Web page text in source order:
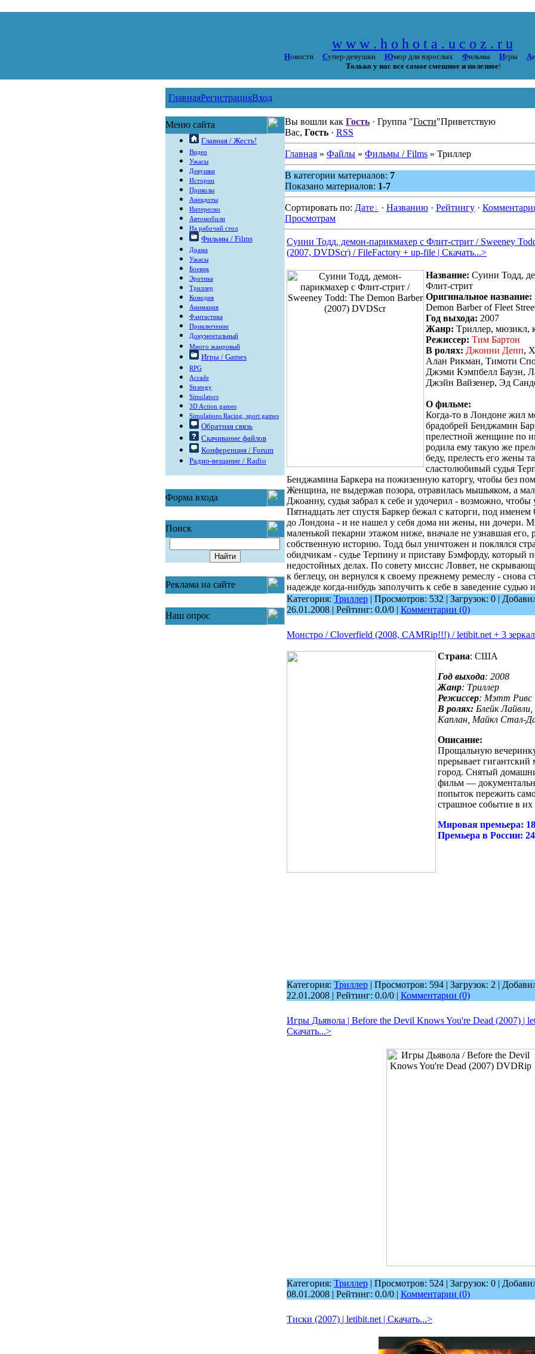
w w w . h o h o t a . u c o z . r u
Новости Супер-девушки Юмор для взрослых Фильмы Игры А
Только у нас все самое смешное и полезное!
ГлавнаяРегистрацияВход
Меню сайта
Главная / Жесть!
Видео
Ужасы
Девушки
Истории
Приколы
Анекдоты
Интересно
Автомобили
На рабочий стол
Фильмы / Films
Драма
Ужасы
Боевик
Эротика
Триллер
Комедия
Анимация
Фантастика
Приключение
Документальный
Много жанровый
Игры / Games
RPG
Acrade
Strategy
Simulators
3D Action games
Simulations Racing, sport games
Обратная связь
Скачивание файлов
Конференция / Forum
Радио-вещание / Radio
Форма входа
Поиск
Реклама на сайте
Наш опрос
Вы вошли как Гость· Группа "Гости"Приветствую
Вас, Гость· RSS
Главная» Файлы» Фильмы / Films» Триллер
В категории материалов: 7
Показано материалов: 1-7
Сортировать по: Дате · Названию· Рейтингу·
Просмотрам
Суини Тодд, демон-парикмахер с Флит-стрит / Sweeney
(2007, DVDScr) / FileFactory + up-file | Скачать...>
Название: Суини Тодд,
Флит-стрит
Оригинальное название:
Demon Barber of Fleet
Год выхода: 2007
Жанр: Tриллер, мюзикл,
Режиссер: Тим Бартон
В ролях: Джонни Депп,
Алан Рикман, Тимоти
Джэми Кэмпбелл Бауэн,
Джэйн Вайзенер, Эд
О фильме:
Когда-то в Лондоне жил
брадобрей Бенджамин
прелестной женщине по
родила ему такую же
беду, прелесть его жены
сластолюбивый судья
Бенджамина Баркера на пожизенную каторгу, чтобы без
Женщина, не выдержав позора, отравилась мышьяком, а
Джоанну, судья забрал к себе и удочерил - возможно, чтобы
Пятнадцать лет спустя Баркер бежал с каторги, под
до Лондона - и не нашел у себя дома ни жены, ни дочери.
маленькой пекарни этажом ниже, вначале не узнавшая его,
собственную историю. Тодд был уничтожен и поклялся
обидчикам - судье Терпину и приставу Бэмфорду, который
недостойных делах. По совету миссис Ловвет, не
к беглецу, он вернулся к своему прежнему ремеслу - снова
надежде когда-нибудь заполучить к себе в заведение судью
Категория: Триллер| Просмотров: 532 | Загрузок: 0 |
26.01.2008| Рейтинг: 0.0/0 | Комментарии (0)
Монстро / Cloverfield (2008, CAMRip!!!) / letibit.net + 3
Страна: США
Год выхода: 2008
Жанр: Триллер
Режиссер: Мэтт Ривс
В ролях:Блейк Лайвли,
Каплан, Майкл Стал-
Описание:
Прощальную
прерывает
город. Снятый
фильм —
попыток пережить
страшное событие в их
Мировая премьера:
Премьера в России:
Категория: Триллер| Просмотров: 594 | Загрузок: 2 |
22.01.2008| Рейтинг: 0.0/0 | Комментарии (0)
Игры Дьявола | Before the Devil Knows You're Dead (2007) |
Скачать...>
Категория: Триллер| Просмотров: 524 | Загрузок: 0 |
08.01.2008| Рейтинг: 0.0/0 | Комментарии (0)
Тиски (2007) | letibit.net | Скачать...>